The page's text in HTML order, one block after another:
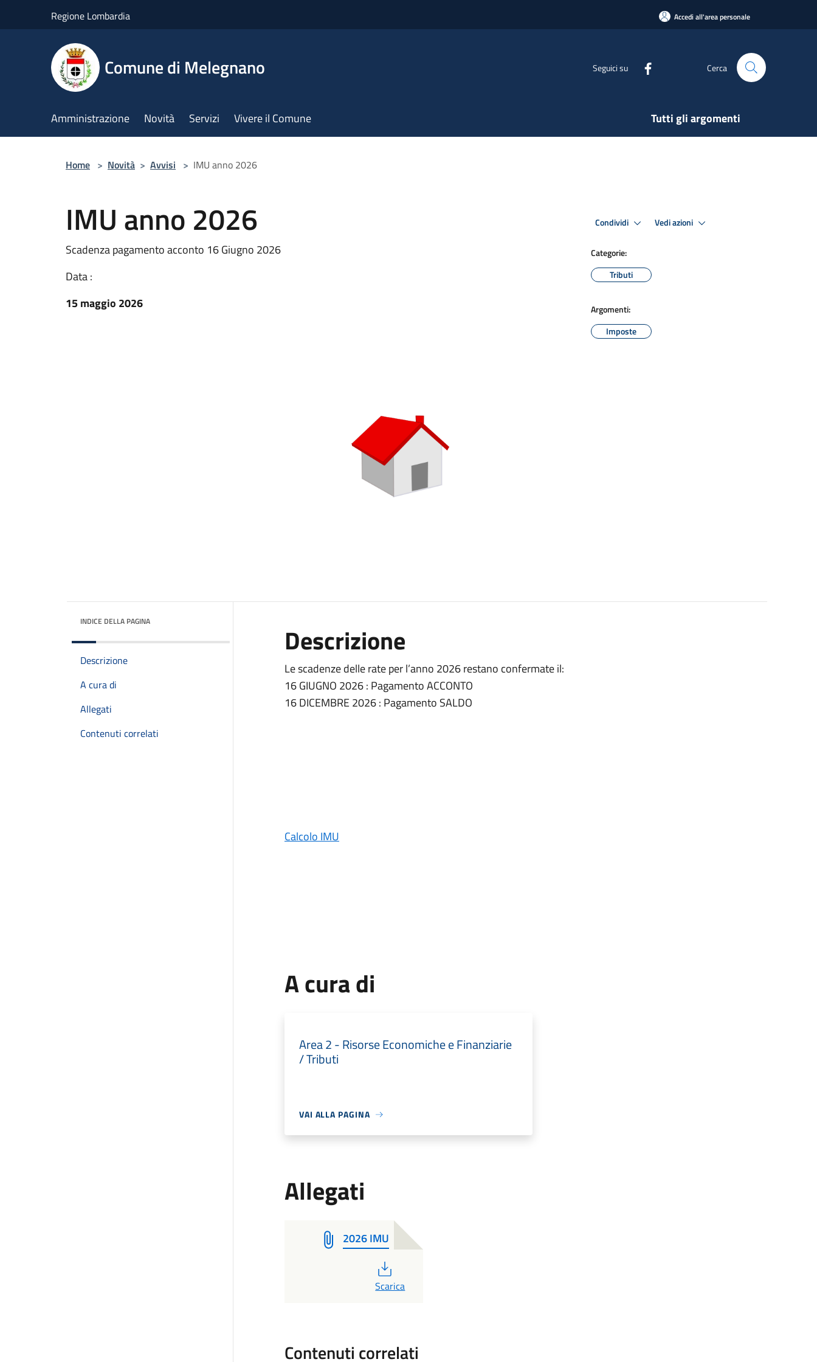
Regione Lombardia Accedi all'area personale
Comune di Melegnano Seguici su Cerca
Amministrazione Novità Servizi Vivere il Comune Tutti gli argomenti
Home > Novità > Avvisi > IMU anno 2026
IMU anno 2026
Scadenza pagamento acconto 16 Giugno 2026
Data :
15 maggio 2026
Condividi Vedi azioni
Categorie:
Tributi
Argomenti:
Imposte
INDICE DELLA PAGINA
Descrizione
A cura di
Allegati
Contenuti correlati
Descrizione
Le scadenze delle rate per l’anno 2026 restano confermate il:
16 GIUGNO 2026 : Pagamento ACCONTO
16 DICEMBRE 2026 : Pagamento SALDO
Calcolo IMU
A cura di
Area 2 - Risorse Economiche e Finanziarie
/ Tributi
VAI ALLA PAGINA
Allegati
2026 IMU
PDF
Scarica
Contenuti correlati